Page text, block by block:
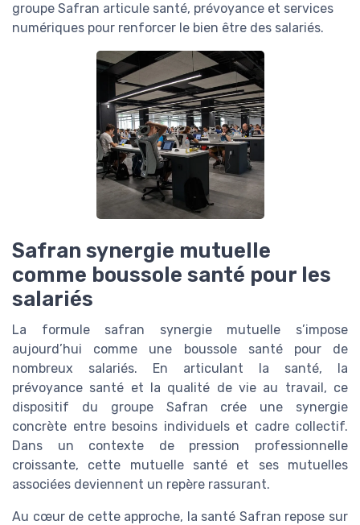
groupe Safran articule santé, prévoyance et services
numériques pour renforcer le bien être des salariés.
Safran synergie mutuelle
comme boussole santé pour les
salariés
La formule safran synergie mutuelle s’impose
aujourd’hui comme une boussole santé pour de
nombreux salariés. En articulant la santé, la
prévoyance santé et la qualité de vie au travail, ce
dispositif du groupe Safran crée une synergie
concrète entre besoins individuels et cadre collectif.
Dans un contexte de pression professionnelle
croissante, cette mutuelle santé et ses mutuelles
associées deviennent un repère rassurant.
Au cœur de cette approche, la santé Safran repose sur